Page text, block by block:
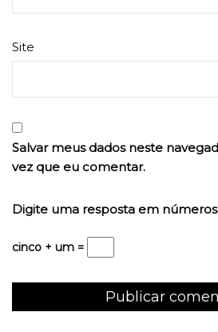
Site
Salvar meus dados neste
vez que eu comentar.
Digite uma resposta em
cinco + um =